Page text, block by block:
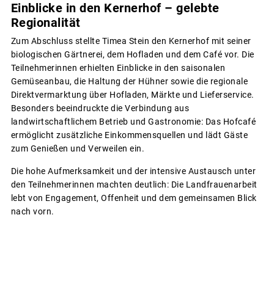
Einblicke in den Kernerhof – gelebte
Regionalität
Zum Abschluss stellte Timea Stein den Kernerhof mit seiner
biologischen Gärtnerei, dem Hofladen und dem Café vor. Die
Teilnehmerinnen erhielten Einblicke in den saisonalen
Gemüseanbau, die Haltung der Hühner sowie die regionale
Direktvermarktung über Hofladen, Märkte und Lieferservice.
Besonders beeindruckte die Verbindung aus
landwirtschaftlichem Betrieb und Gastronomie: Das Hofcafé
ermöglicht zusätzliche Einkommensquellen und lädt Gäste
zum Genießen und Verweilen ein.
Die hohe Aufmerksamkeit und der intensive Austausch unter
den Teilnehmerinnen machten deutlich: Die Landfrauenarbeit
lebt von Engagement, Offenheit und dem gemeinsamen Blick
nach vorn.